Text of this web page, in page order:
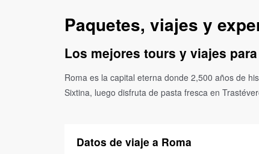
Paquetes, viajes y
Los mejores tours y viajes
Roma es la capital eterna donde 2,500 años de
Sixtina, luego disfruta de pasta fresca en
Datos de viaje a Roma